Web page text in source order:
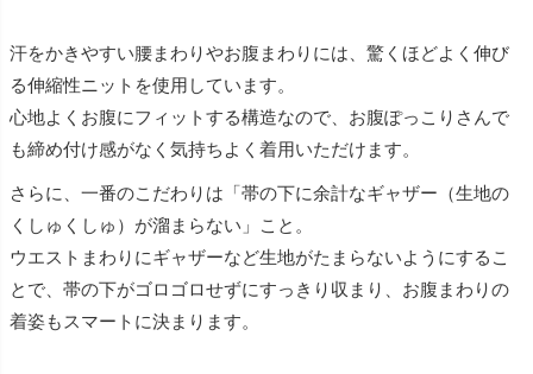
汗をかきやすい腰まわりやお腹まわりには、驚くほどよく伸び
る伸縮性ニットを使用しています。
心地よくお腹にフィットする構造なので、お腹ぽっこりさんで
も締め付け感がなく気持ちよく着用いただけます。
さらに、一番のこだわりは「帯の下に余計なギャザー（生地の
くしゅくしゅ）が溜まらない」こと。
ウエストまわりにギャザーなど生地がたまらないようにするこ
とで、帯の下がゴロゴロせずにすっきり収まり、お腹まわりの
着姿もスマートに決まります。